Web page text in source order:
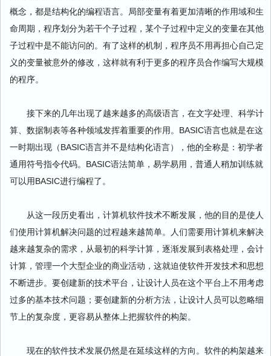
概念，都是结构化的编程语言。局部变量有着更加清晰的作用域和生
命周期，程序划分为若干个子过程，某个子过程中定义的变量在其他
子过程中是不能访问的。有了这样的机制，程序员不用再担心自己定
义的变量被意外的修改，这样就有利于更多的程序员合作编写大规模
的程序。
接下来的几年出现了越来越多的高级语言，在文字处理、科学计
算、数据制表等各种领域发挥着重要的作用。BASIC语言也就是在这
一时期出现（BASIC语言并不是结构化语言），他的全称是：初学者
通用符号指令代码。BASIC语法简单，易学易用，普通人稍加训练就
可以用BASIC进行编程了。
从这一段历史看出，计算机软件技术不断发展，他的目的是使人
们使用计算机解决问题的过程越来越简单。人们需要用计算机来解决
越来越复杂的需求，从最初的科学计算，逐渐发展到表格处理，会计
计算，管理一个大型企业的商业活动，这就迫使软件开发技术和思想
不断进步。要创建新的技术平台，让设计人员在这个平台上不用考虑
过多的基本技术问题；要创建新的分析方法，让设计人员可以忽略细
节上的复杂度，更容易从整体上把握软件的构架。
现在的软件技术发展仍然是在延续这样的方向。软件的构架越来